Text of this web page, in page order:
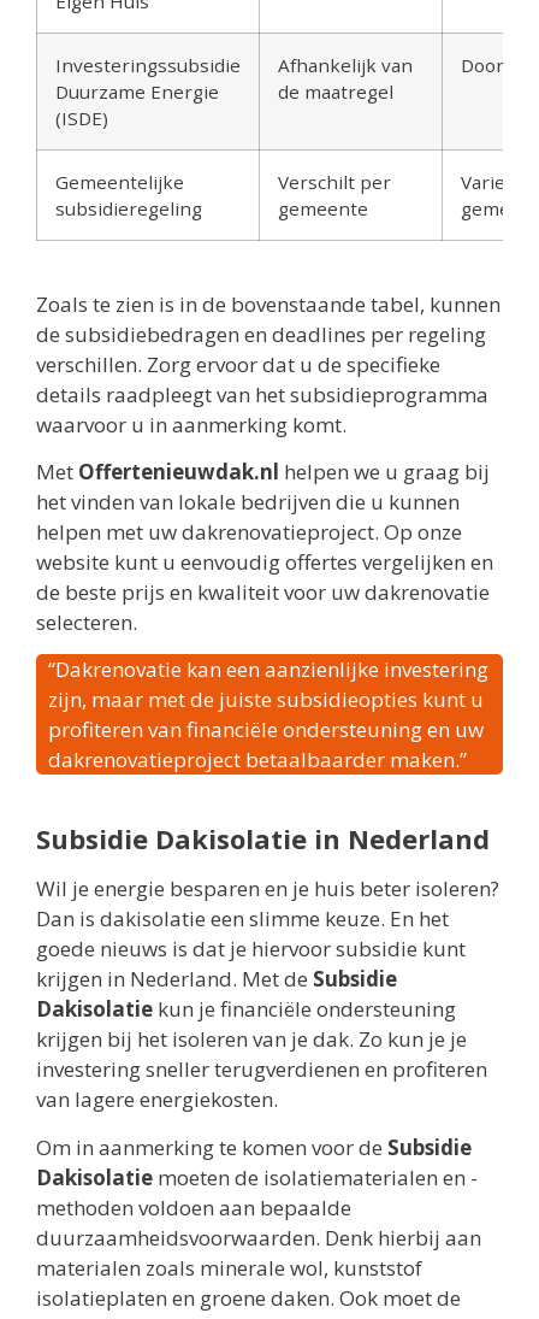
Investeringssubsidie
Duurzame Energie
(ISDE)
Afhankelijk van
de maatregel
Gemeentelijke
subsidieregeling
Verschilt per
gemeente
Varieert
Zoals te zien is in de bovenstaande tabel, kunnen
de subsidiebedragen en deadlines per regeling
verschillen. Zorg ervoor dat u de specifieke
details raadpleegt van het subsidieprogramma
waarvoor u in aanmerking komt.
Met Offertenieuwdak.nl helpen we u graag bij
het vinden van lokale bedrijven die u kunnen
helpen met uw dakrenovatieproject. Op onze
website kunt u eenvoudig offertes vergelijken en
de beste prijs en kwaliteit voor uw dakrenovatie
selecteren.
“Dakrenovatie kan een aanzienlijke investering
zijn, maar met de juiste subsidieopties kunt u
profiteren van financiële ondersteuning en uw
dakrenovatieproject betaalbaarder maken.”
Subsidie Dakisolatie in Nederland
Wil je energie besparen en je huis beter isoleren?
Dan is dakisolatie een slimme keuze. En het
goede nieuws is dat je hiervoor subsidie kunt
krijgen in Nederland. Met de Subsidie
Dakisolatie kun je financiële ondersteuning
krijgen bij het isoleren van je dak. Zo kun je je
investering sneller terugverdienen en profiteren
van lagere energiekosten.
Om in aanmerking te komen voor de Subsidie
Dakisolatie moeten de isolatiematerialen en -
methoden voldoen aan bepaalde
duurzaamheidsvoorwaarden. Denk hierbij aan
materialen zoals minerale wol, kunststof
isolatieplaten en groene daken. Ook moet de